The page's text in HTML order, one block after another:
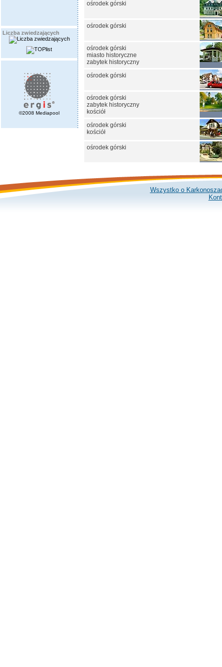
Liczba zwiedzających
©2008 Mediapool
ośrodek górski
ośrodek górski
ośrodek górski
miasto historyczne
zabytek historyczny
ośrodek górski
ośrodek górski
zabytek historyczny
kościół
ośrodek górski
kościół
ośrodek górski
Wszystko o